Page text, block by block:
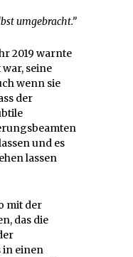
umgebracht.”
2019 warnte
seine
wenn sie
der
und es
lassen
mit der
das die
in einen